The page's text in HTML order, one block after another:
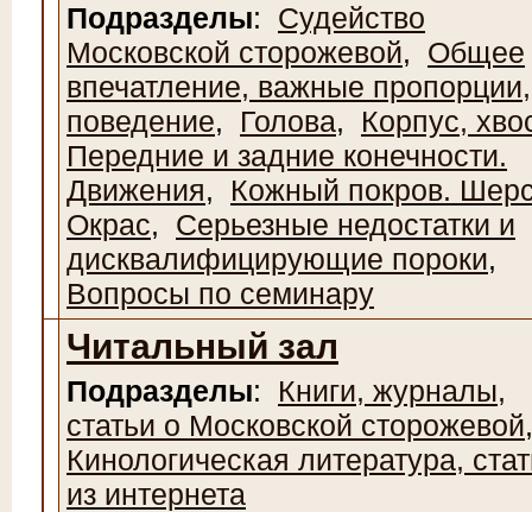
Подразделы:
Судейство
Московской сторожевой,
Общее
впечатление, важные пропорции,
поведение, Голова,
Корпус,
Передние и задние конечности.
Движения,
Кожный покров.
Окрас,
Серьезные недостатки и
дисквалифицирующие пороки,
Вопросы по семинару
Читальный зал
Подразделы:
Книги, журналы,
статьи о Московской сторожевой
Кинологическая литература,
из интернета